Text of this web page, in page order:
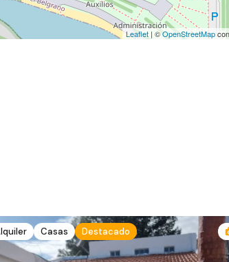
Leaflet | ©OpenStreetMap
Casas Destacado